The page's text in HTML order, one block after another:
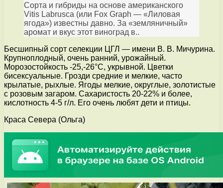
Сорта и гибриды на основе американского
Vitis Labrusca (или Fox Graph — «Лиловая
ягода») известны давно. За «земляничный»
аромат и вкус этот виноград в..
Бесшипный сорт селекции ЦГЛ — имени В. В. Мичурина.
Крупноплодный, очень ранний, урожайный.
Морозостойкость -25,-26°С, укрывной. Цветки
бисексуальные. Грозди средние и мелкие, часто
крылатые, рыхлые. Ягоды мелкие, округлые, золотистые
с розовым загаром. Сахаристость 20-22% и более,
кислотность 4-5 г/л. Его очень любят дети и птицы.
Краса Севера (Ольга)